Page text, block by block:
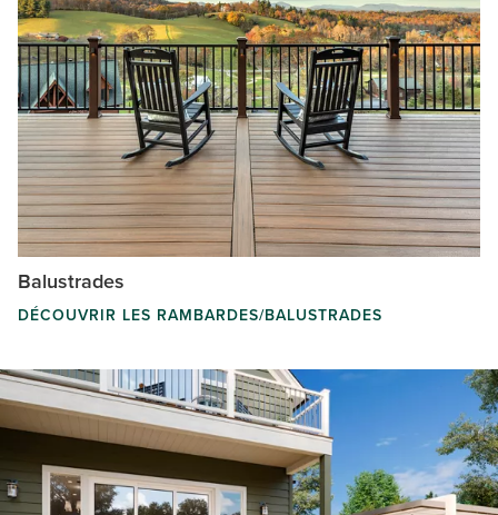
Balustrades
DÉCOUVRIR LES RAMBARDES/BALUSTRADES